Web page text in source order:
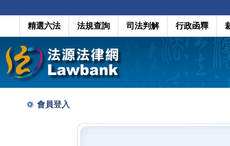
精選六法 法規查詢 司法判解 行政函釋
會員登入